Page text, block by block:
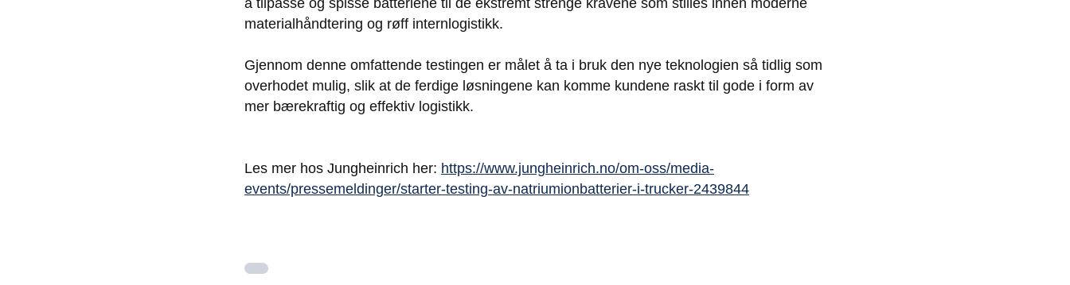
å tilpasse og spisse batteriene til de ekstremt strenge kravene som stilles innen moderne
materialhåndtering og røff internlogistikk.
Gjennom denne omfattende testingen er målet å ta i bruk den nye teknologien så tidlig som
overhodet mulig, slik at de ferdige løsningene kan komme kundene raskt til gode i form av
mer bærekraftig og effektiv logistikk.
Les mer hos Jungheinrich her: https://www.jungheinrich.no/om-oss/media-
events/pressemeldinger/starter-testing-av-natriumionbatterier-i-trucker-2439844